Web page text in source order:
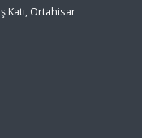
Katı, Ortahisar